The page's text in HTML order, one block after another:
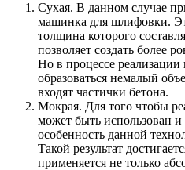
Сухая. В данном случае
машинка для шлифовки.
толщина которого
позволяет создать более
Но в процессе реализации
образоваться немалый
входят частички бетона.
Мокрая. Для того чтобы
может быть использован и
особенность данной
Такой результат
применяется не только